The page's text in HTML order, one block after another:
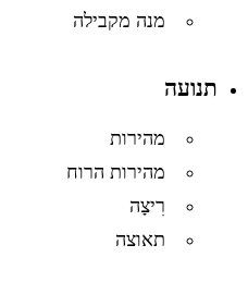
מנה מקבילה
תנועה
מהירות
מהירות הרוח
רִיצָה
תאוצה